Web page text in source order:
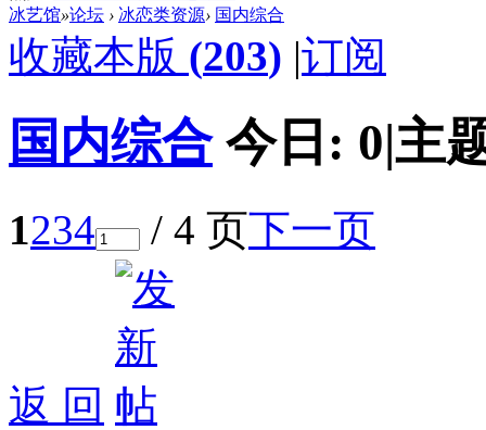
冰艺馆»论坛 › 冰恋类资源› 国内综合
收藏本版 (203) |订阅
国内综合 今日: 0|主
1234 / 4 页下一页
返 回